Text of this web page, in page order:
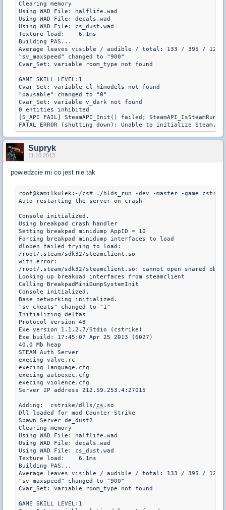
Clearing memory
Using WAD File: halflife.wad
Using WAD File: decals.wad
Using WAD File: cs_dust.wad
Texture load:    6.1ms
Building PAS...
Average leaves visible / audible / total: 133 / 395 / 1202
"sv_maxspeed" changed to "900"
Cvar_Set: variable room_type not found
GAME SKILL LEVEL:1
Cvar_Set: variable cl_himodels not found
"pausable" changed to "0"
Cvar_Set: variable v_dark not found
0 entities inhibited
[S_API FAIL] SteamAPI_Init() failed;
FATAL ERROR (shutting down): Unable to initialize Steam.
Supryk
11.10.2013
powiedzcie mi co jest nie tak
root@kamilkulek:~/cs# ./hlds_run -dev -master -game cstrike
Auto-restarting the server on crash
Console initialized.
Using breakpad crash handler
Setting breakpad minidump AppID = 10
Forcing breakpad minidump interfaces to load
dlopen failed trying to load:
/root/.steam/sdk32/steamclient.so
with error:
/root/.steam/sdk32/steamclient.so: cannot open shared
Looking up breakpad interfaces from steamclient
Calling BreakpadMiniDumpSystemInit
Console initialized.
Base networking initialized.
"sv_cheats" changed to "1"
Initializing deltas
Protocol version 48
Exe version 1.1.2.7/Stdio (cstrike)
Exe build: 17:45:07 Apr 25 2013 (6027)
40.0 Mb heap
STEAM Auth Server
execing valve.rc
execing language.cfg
execing autoexec.cfg
execing violence.cfg
Server IP address 212.59.253.4:27015
Adding:  cstrike/dlls/cs .so
Dll loaded for mod Counter-Strike
Spawn Server de_dust2
Clearing memory
Using WAD File: halflife.wad
Using WAD File: decals.wad
Using WAD File: cs_dust.wad
Texture load:    6.1ms
Building PAS...
Average leaves visible / audible / total: 133 / 395 / 1202
"sv_maxspeed" changed to "900"
Cvar_Set: variable room_type not found
GAME SKILL LEVEL:1